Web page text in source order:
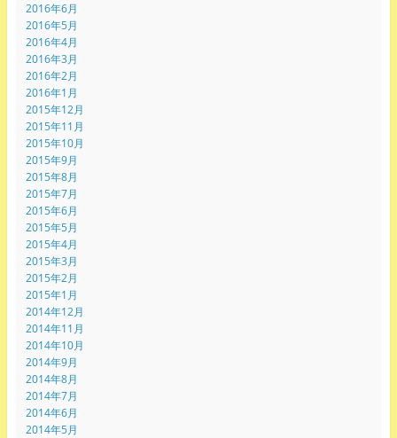
2016年6月
2016年5月
2016年4月
2016年3月
2016年2月
2016年1月
2015年12月
2015年11月
2015年10月
2015年9月
2015年8月
2015年7月
2015年6月
2015年5月
2015年4月
2015年3月
2015年2月
2015年1月
2014年12月
2014年11月
2014年10月
2014年9月
2014年8月
2014年7月
2014年6月
2014年5月